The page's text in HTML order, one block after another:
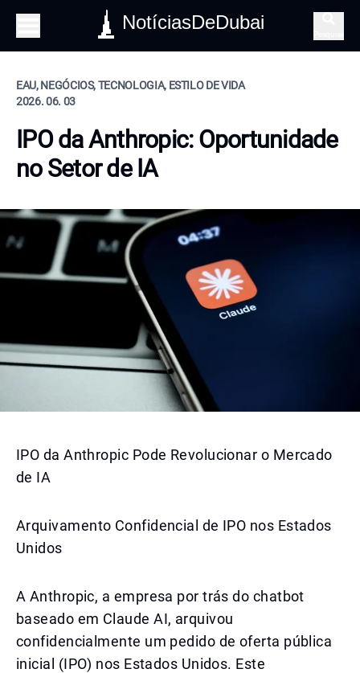
NotíciasDeDubai
EAU, NEGÓCIOS, TECNOLOGIA, ESTILO DE VIDA
2026. 06. 03
IPO da Anthropic: Oportunidade
no Setor de IA
IPO da Anthropic Pode Revolucionar o Mercado
de IA
Arquivamento Confidencial de IPO nos Estados
Unidos
A Anthropic, a empresa por trás do chatbot
baseado em Claude AI, arquivou
confidencialmente um pedido de oferta pública
inicial (IPO) nos Estados Unidos. Este